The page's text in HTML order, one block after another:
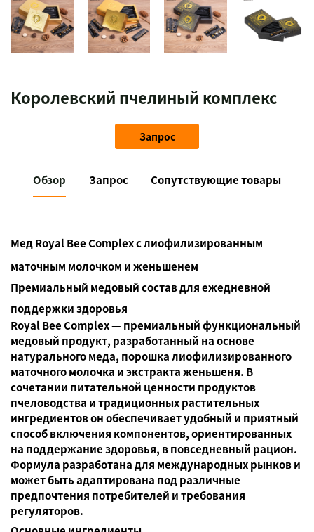
Королевский пчелиный комплекс
Запрос
Обзор Запрос Сопутствующие товары
Мед Royal Bee Complex с лиофилизированным
маточным молочком и женьшенем
Премиальный медовый состав для ежедневной
поддержки здоровья
Royal Bee Complex — премиальный функциональный
медовый продукт, разработанный на основе
натурального меда, порошка лиофилизированного
маточного молочка и экстракта женьшеня. В
сочетании питательной ценности продуктов
пчеловодства и традиционных растительных
ингредиентов он обеспечивает удобный и приятный
способ включения компонентов, ориентированных
на поддержание здоровья, в повседневный рацион.
Формула разработана для международных рынков и
может быть адаптирована под различные
предпочтения потребителей и требования
регуляторов.